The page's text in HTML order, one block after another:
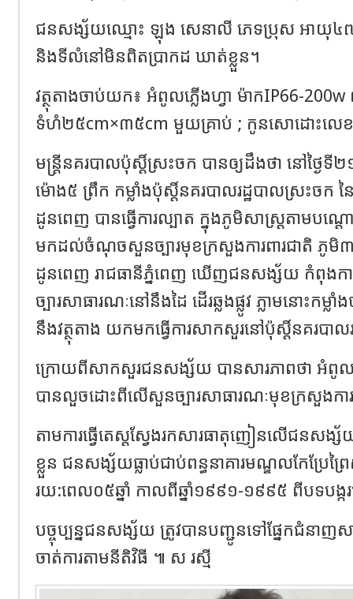
ជនសង្ស័យឈ្មោះ ឡុង សេនាលី ភេទប្រុស អាយុ៤៧ឆ្ន
និងទីលំនៅមិនពិតប្រាកដ ឃាត់ខ្លួន។
វត្ថុតាងចាប់យក៖ អំពូលភ្លើងហ្វា ម៉ាកIP66-
ទំហំ២៥cm×៣៥cm មួយគ្រាប់ ; កូនសោដោះលេ
មន្រ្តីនគរបាលប៉ុស្តិ៍ស្រះចក បានឲ្យដឹងថា នៅថ្ងៃទី២
ម៉ោង៥ ព្រឹក កម្លាំងប៉ុស្តិ៍នគរបាលរដ្ឋបាលស្រះចក ន
ដូនពេញ បានធ្វើការល្បាត ក្នុងភូមិសាស្រ្តតាមបណ្
មកដល់ចំណុចសួនច្បារមុខក្រសួងការពារជាតិ ភូមិ
ដូនពេញ រាជធានីភ្នំពេញ ឃើញជនសង្ស័យ កំពុងកា
ច្បារសាធារណៈនៅនឹងដៃ ដើរឆ្លងផ្លូវ ភ្លាមនោះកម្
នឹងវត្ថុតាង យកមកធ្វើការសាកសួរនៅប៉ុស្តិ៍នគរបាល
ក្រោយពីសាកសួរជនសង្ស័យ បានសារភាពថា អំពូលភ្
បានលួចដោះពីលើសួនច្បារសាធារណៈមុខក្រសួងការ
តាមការធ្វើតេស្តស្វែងរកសារធាតុញៀនលើជនសង្
ខ្លួន ជនសង្ស័យធ្លាប់ជាប់ពន្ធនាគារមណ្ឌលកែប្រែ
រយ:ពេល០៥ឆ្នាំ កាលពីឆ្នាំ១៩៩១-១៩៩៥ ពីបទបង្ក
បច្ចុប្បន្នជនសង្ស័យ ត្រូវបានបញ្ជូនទៅផ្នែកជំន
ចាត់ការតាមនីតិវិធី ៕ ស រស្មី